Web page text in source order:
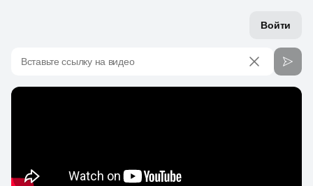
Войти
Вставьте ссылку на видео